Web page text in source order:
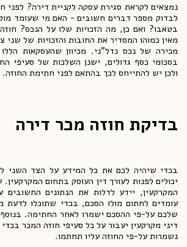
נמצאים לקראת סגירת עסקה לקניית דירה? לפני
לבדוק מספר דברים חשובים - האם מי שעומד
בטאבו? ואם כן, מה הזכויות שלו על הנכס?
מאין כמוהו המסדיר את החובות והזכויות של שני
מכירה של נכס נדל"ני. מכיוון שהעסקאות
בסכומי כסף גדולים, ישנן השלכות של סעיפי
ולכן יש להתייחס לכך בהתאם לפני חתימת החוזה.
בדיקת חוזה מכר דירה
בכדי שיהיה לכם את כל המידע על הצד השני
יכולים לפנות לעורך דין העוסק בתחום
המקרקעין, יידע לדלות את הנתונים
עומדים לחתום מולו הסכם, בכדי שתוכלו לדעת
שלכם על-פי ההסכם ישמרו לאחר החתימה. בנוסף
דיני מקרקעין יעבור על כל סעיפי חוזה המכר
נשמרות על-פי החוזה עליו תחתמו.